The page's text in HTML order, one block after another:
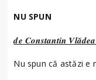
NU SPUN
de Constantin
Nu spun că astăzi e